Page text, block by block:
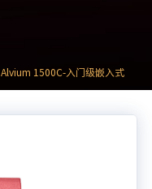
Alvium 1500C-入门级嵌入式